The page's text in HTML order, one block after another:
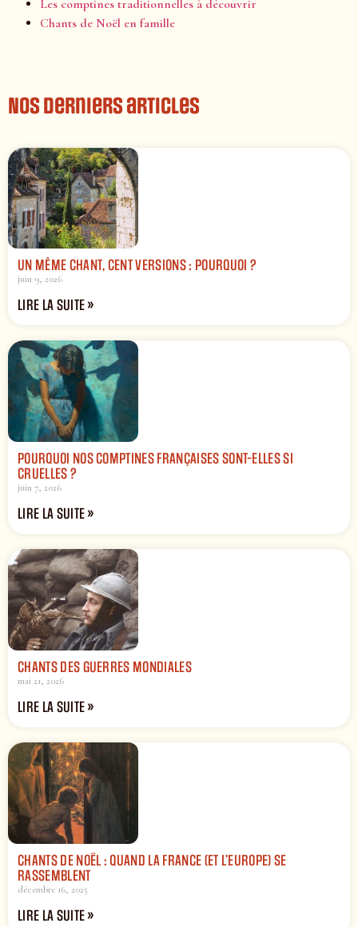
Les comptines traditionnelles à découvrir
Chants de Noël en famille
Nos derniers articles
UN MÊME CHANT, CENT VERSIONS : POURQUOI ?
juin 9, 2026
LIRE LA SUITE »
POURQUOI NOS COMPTINES FRANÇAISES SONT-ELLES SI
CRUELLES ?
juin 7, 2026
LIRE LA SUITE »
CHANTS DES GUERRES MONDIALES
mai 21, 2026
LIRE LA SUITE »
CHANTS DE NOËL : QUAND LA FRANCE (ET L’EUROPE) SE
RASSEMBLENT
décembre 16, 2025
LIRE LA SUITE »